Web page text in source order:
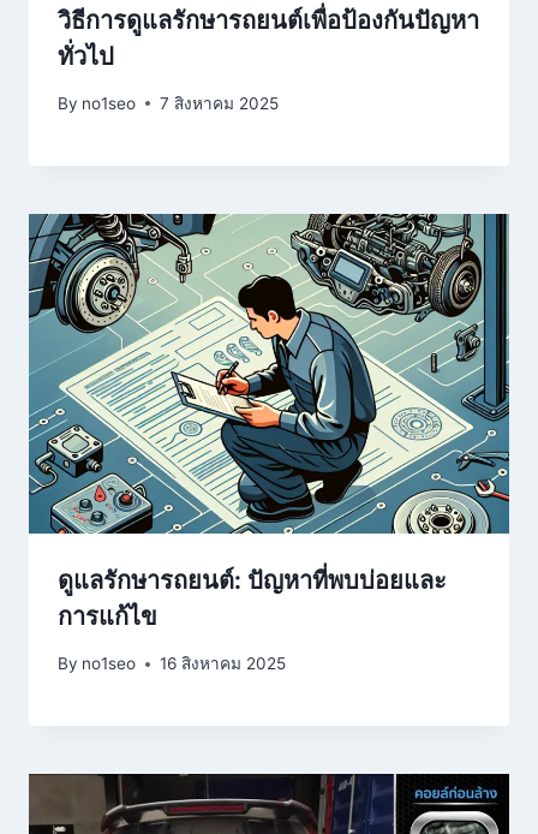
วิธีการดูแลรักษารถยนต์เพื่อป้องกันปัญหา
ทั่วไป
By no1seo 7 สิงหาคม 2025
ดูแลรักษารถยนต์: ปัญหาที่พบบ่อยและ
การแก้ไข
By no1seo 16 สิงหาคม 2025